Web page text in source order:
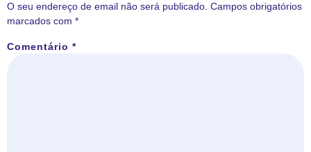
O seu endereço de email não será publicado. Campos obrigatórios
marcados com *
Comentário *